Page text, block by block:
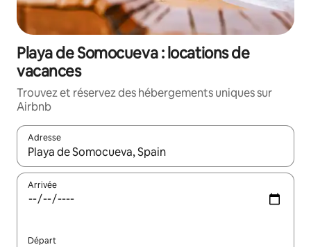
Playa de Somocueva : locations de
vacances
Trouvez et réservez des hébergements uniques sur
Airbnb
Adresse
Lorsque les résultats s'affichent, utilisez les flèches vers le
Arrivée
Départ